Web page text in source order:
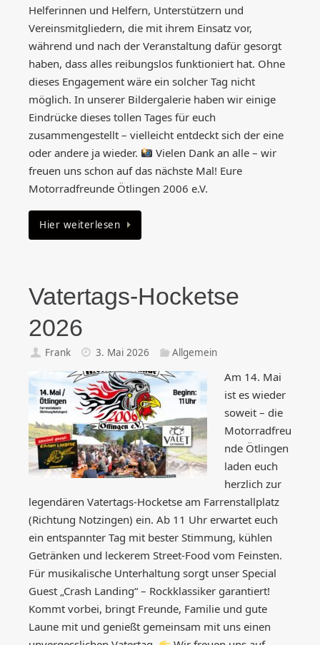
Helferinnen und Helfern, Unterstützern und
Vereinsmitgliedern, die mit ihrem Einsatz vor,
während und nach der Veranstaltung dafür gesorgt
haben, dass alles reibungslos funktioniert hat. Ohne
dieses Engagement wäre ein solcher Tag nicht
möglich. In unserer Bildergalerie haben wir einige
Eindrücke dieses tollen Tages für euch
zusammengestellt – vielleicht entdeckt sich der eine
oder andere ja wieder.
Vielen Dank an alle – wir
freuen uns schon auf das nächste Mal! Eure
Motorradfreunde Ötlingen 2006 e.V.
Hier weiterlesen
Vatertags-Hocketse
2026
Frank 3. Mai 2026 Allgemein
Am 14. Mai
ist es wieder
soweit – die
Motorradfreu
nde Ötlingen
laden euch
herzlich zur
legendären Vatertags-Hocketse am Farrenstallplatz
(Richtung Notzingen) ein. Ab 11 Uhr erwartet euch
ein entspannter Tag mit bester Stimmung, kühlen
Getränken und leckerem Street-Food vom Feinsten.
Für musikalische Unterhaltung sorgt unser Special
Guest „Crash Landing“ – Rockklassiker garantiert!
Kommt vorbei, bringt Freunde, Familie und gute
Laune mit und genießt gemeinsam mit uns einen